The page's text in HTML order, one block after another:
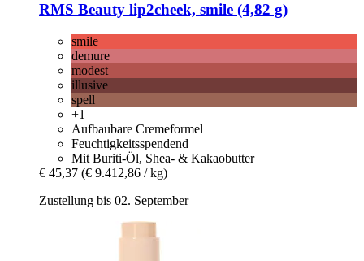
RMS Beauty lip2cheek, smile (4,82 g)
smile
demure
modest
illusive
spell
+1
Aufbaubare Cremeformel
Feuchtigkeitsspendend
Mit Buriti-Öl, Shea- & Kakaobutter
€ 45,37 (€ 9.412,86 / kg)
Zustellung bis 02. September